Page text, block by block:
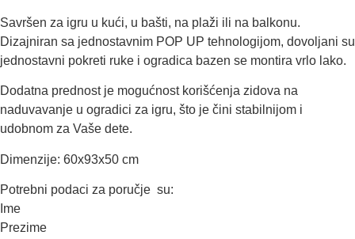
Savršen za igru u kući, u bašti, na plaži ili na balkonu.
Dizajniran sa jednostavnim POP UP tehnologijom, dovoljani su
jednostavni pokreti ruke i ogradica bazen se montira vrlo lako.
Dodatna prednost je mogućnost korišćenja zidova na
naduvavanje u ogradici za igru, što je čini stabilnijom i
udobnom za Vaše dete.
Dimenzije: 60x93x50 cm
Potrebni podaci za poručje su:
Ime
Prezime